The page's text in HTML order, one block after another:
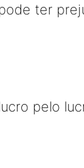
ter
pelo